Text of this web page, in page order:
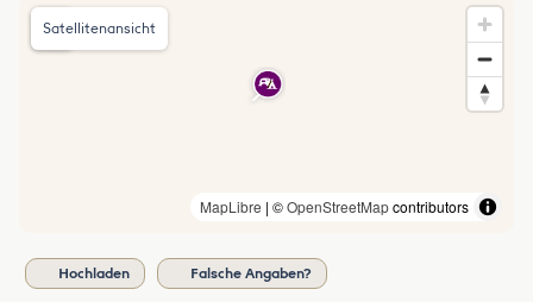
MapLibre | ©OpenStreetMapcontributors
Satellitenansicht
Hochladen Falsche Angaben?